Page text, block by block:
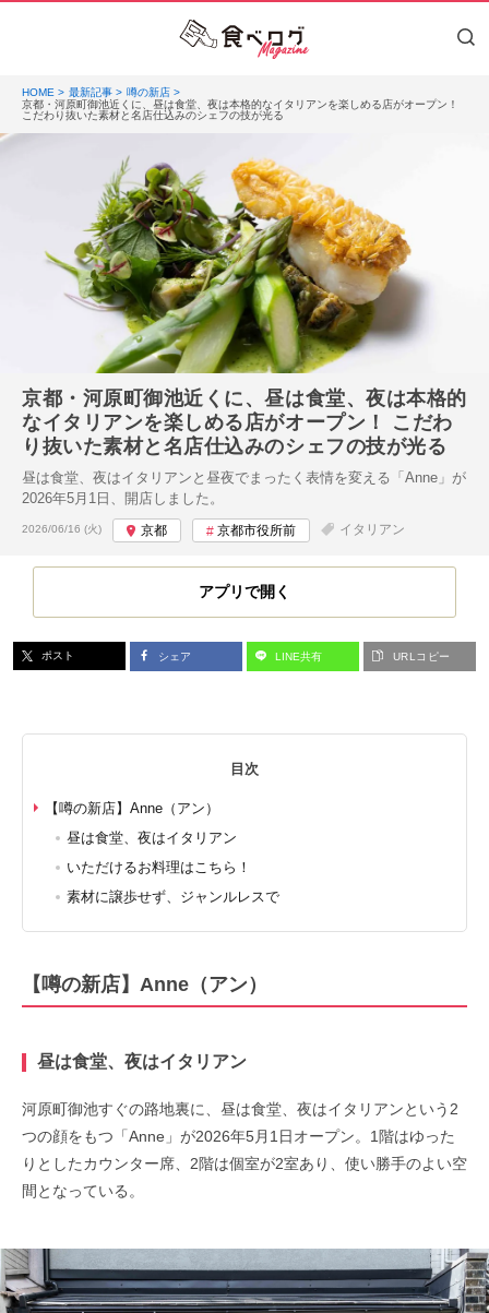
HOME 最新記事
噂の新店
京都・河原町御池近くに、昼は食堂、夜は本格的なイタリアンを楽しめる店がオープン！
こだわり抜いた素材と名店仕込みのシェフの技が光る
京都・河原町御池近くに、昼は食堂、夜は本格的
なイタリアンを楽しめる店がオープン！ こだわ
り抜いた素材と名店仕込みのシェフの技が光る
昼は食堂、夜はイタリアンと昼夜でまったく表情を変える「Anne」が
2026年5月1日、開店しました。
投稿日:
2026/06/16 (火) 京都 京都市役所前 イタリアン
アプリで開く
ポスト シェア LINE共有 URLコピー
目次
【噂の新店】Anne（アン）
昼は食堂、夜はイタリアン
いただけるお料理はこちら！
素材に譲歩せず、ジャンルレスで
【噂の新店】Anne（アン）
昼は食堂、夜はイタリアン
河原町御池すぐの路地裏に、昼は食堂、夜はイタリアンという2
つの顔をもつ「Anne」が2026年5月1日オープン。1階はゆった
りとしたカウンター席、2階は個室が2室あり、使い勝手のよい空
間となっている。